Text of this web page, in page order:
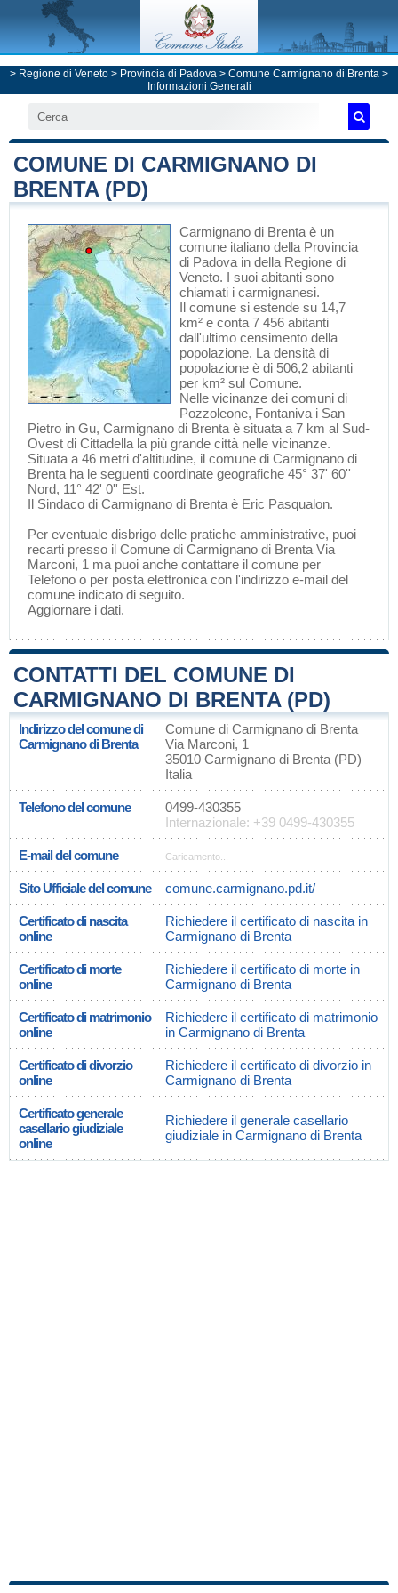
> Regione di Veneto > Provincia di Padova > Comune Carmignano di Brenta >
Informazioni Generali
COMUNE DI CARMIGNANO DI
BRENTA (PD)
Carmignano di Brenta è un
comune italiano della Provincia
di Padova in della Regione di
Veneto. I suoi abitanti sono
chiamati i carmignanesi.
Il comune si estende su 14,7
km² e conta 7 456 abitanti
dall'ultimo censimento della
popolazione. La densità di
popolazione è di 506,2 abitanti
per km² sul Comune.
Nelle vicinanze dei comuni di
Pozzoleone, Fontaniva i San
Pietro in Gu, Carmignano di Brenta è situata a 7 km al Sud-
Ovest di Cittadella la più grande città nelle vicinanze.
Situata a 46 metri d'altitudine, il comune di Carmignano di
Brenta ha le seguenti coordinate geografiche 45° 37' 60''
Nord, 11° 42' 0'' Est.
Il Sindaco di Carmignano di Brenta è Eric Pasqualon.
Per eventuale disbrigo delle pratiche amministrative, puoi
recarti presso il Comune di Carmignano di Brenta Via
Marconi, 1 ma puoi anche contattare il comune per
Telefono o per posta elettronica con l'indirizzo e-mail del
comune indicato di seguito.
Aggiornare i dati.
CONTATTI DEL COMUNE DI
CARMIGNANO DI BRENTA (PD)
Indirizzo del comune di
Carmignano di Brenta
Comune di Carmignano di Brenta
Via Marconi, 1
35010 Carmignano di Brenta (PD)
Italia
Telefono del comune
0499-430355
Internazionale: +39 0499-430355
E-mail del comune Caricamento...
Sito Ufficiale del comune comune.carmignano.pd.it/
Certificato di nascita
online
Richiedere il certificato di nascita in
Carmignano di Brenta
Certificato di morte
online
Richiedere il certificato di morte in
Carmignano di Brenta
Certificato di matrimonio
online
Richiedere il certificato di matrimonio
in Carmignano di Brenta
Certificato di divorzio
online
Richiedere il certificato di divorzio in
Carmignano di Brenta
Certificato generale
casellario giudiziale
online
Richiedere il generale casellario
giudiziale in Carmignano di Brenta